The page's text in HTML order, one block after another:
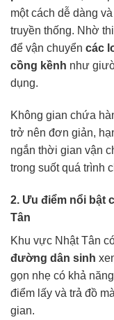
một cách dễ dàng
truyền thống. Nhờ
để vận chuyển các
cồng kềnh như
dụng.
Không gian chứa
trở nên đơn giản,
ngắn thời gian vận
trong suốt quá trình
2. Ưu điểm nổi bật
Tân
Khu vực Nhật Tân
đường dân sinh
gọn nhẹ có khả năng
điểm lấy và trả đồ
gian.